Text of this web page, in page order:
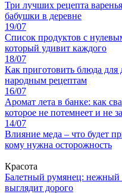
Три лучших рецепта
бабушки в деревне
19/07
Список продуктов с
который удивит каждого
18/07
Как приготовить блюда для
народным рецептам
16/07
Аромат лета в банке: как
которое не потемнеет и не
14/07
Влияние меда – что будет
кому нужна осторожность
Красота
Балетный румянец: нежный
выглядит дорого